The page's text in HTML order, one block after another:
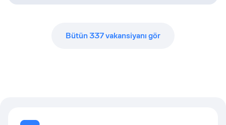
Bütün337vakansiyanı gör